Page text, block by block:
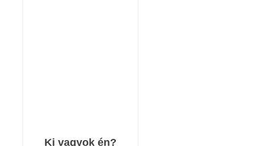
Ki vagyok én?